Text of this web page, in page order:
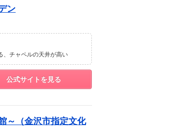
ン
チャペルの天井が高い
公式サイトを見る
～（金沢市指定文化